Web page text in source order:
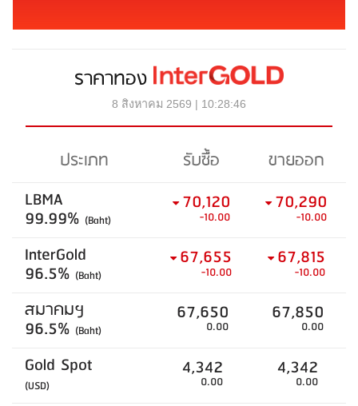
ราคาทอง
8 สิงหาคม 2569 | 10:28:46
ประเภท รับซื้อ
ขายออก
LBMA
99.99% (Baht)
70,120
-10.00
70,290
-10.00
InterGold
96.5% (Baht)
67,655
-10.00
67,815
-10.00
สมาคมฯ
96.5% (Baht)
67,650
0.00
67,850
0.00
Gold Spot
(USD)
4,342
0.00
4,342
0.00